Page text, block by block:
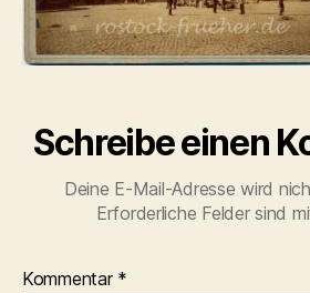
Schreibe einen
Deine E-Mail-Adresse wird
Erforderliche Felder sind
Kommentar *